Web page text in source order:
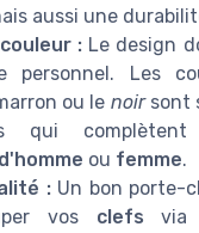
aussi une
:Le design
personnel. Les
ou le noirsont
qui
ou femme.
:Un bon porte-
vos clefs via